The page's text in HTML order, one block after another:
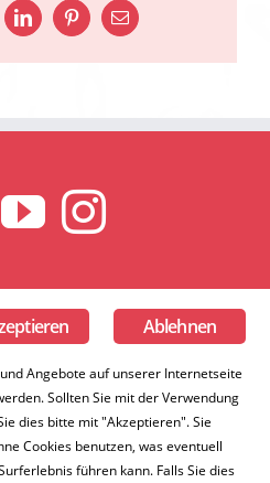
LinkedInPinterestE-
Galerie Links
Presse
e.V.
Ablehnen
Angebote auf unserer Internetseite
Sollten Sie mit der Verwendung
dies bitte mit "Akzeptieren". Sie
Cookies benutzen, was eventuell
führen kann. Falls Sie dies